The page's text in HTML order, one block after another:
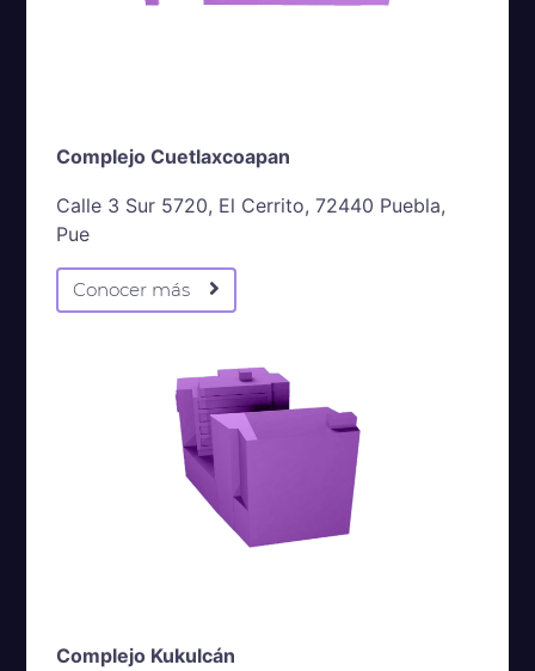
Complejo Cuetlaxcoapan
Calle 3 Sur 5720, El Cerrito, 72440 Puebla,
Pue
Conocer más
Complejo Kukulcán